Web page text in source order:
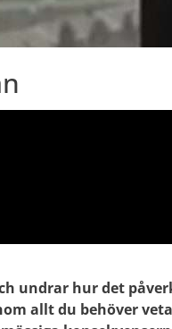
undrar hur det
allt du behöver